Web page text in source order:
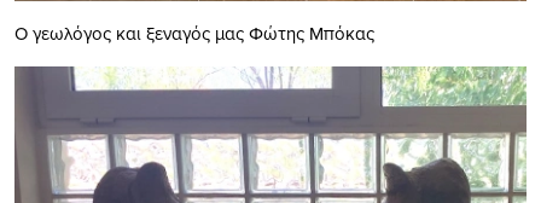
Ο γεωλόγος και ξεναγός μας Φώτης Μπόκας